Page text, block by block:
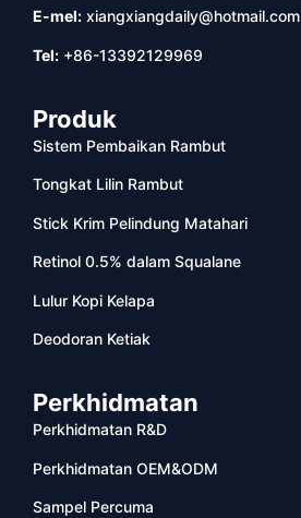
E-mel: xiangxiangdaily@hotmail.com
Tel: +86-13392129969
Produk
Sistem Pembaikan Rambut
Tongkat Lilin Rambut
Stick Krim Pelindung Matahari
Retinol 0.5% dalam Squalane
Lulur Kopi Kelapa
Deodoran Ketiak
Perkhidmatan
Perkhidmatan R&D
Perkhidmatan OEM&ODM
Sampel Percuma